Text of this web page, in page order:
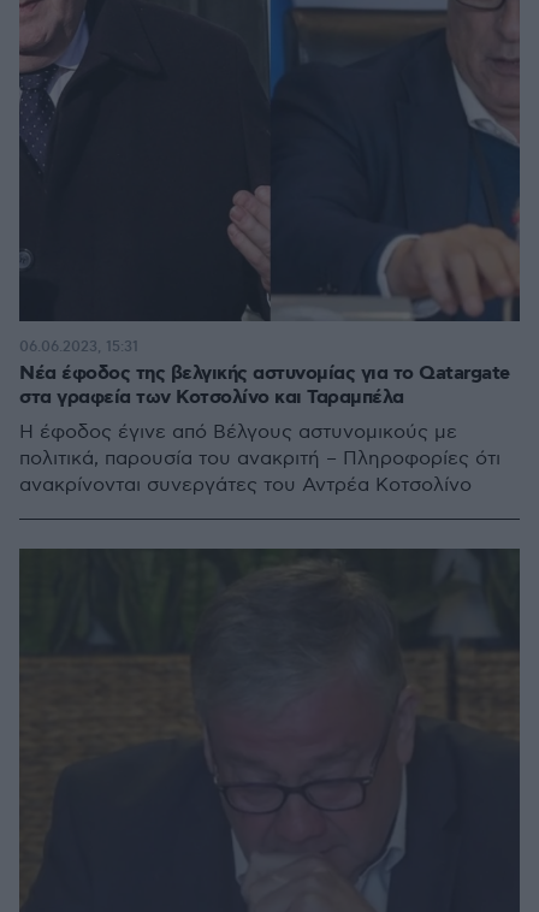
Νέα έφοδος της βελγικής αστυνομίας για το Qatargate
στα γραφεία των Κοτσολίνο και Ταραμπέλα
Η έφοδος έγινε από Βέλγους αστυνομικούς με
πολιτικά, παρουσία του ανακριτή – Πληροφορίες ότι
ανακρίνονται συνεργάτες του Αντρέα Κοτσολίνο
06.06.2023, 15:31